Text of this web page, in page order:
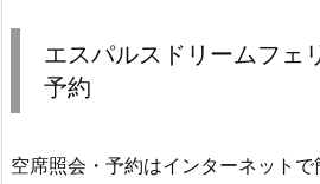
エスパルスドリームフェ
予約
空席照会・予約はインターネット